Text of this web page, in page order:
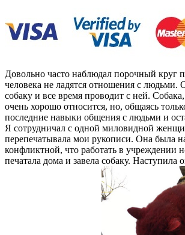
Довольно часто наблюдал порочный круг
человека не ладятся отношения с людьми.
собаку и все время проводит с ней.
очень хорошо относится, но, общаясь
последние навыки общения с людьми и
Я сотрудничал с одной миловидной
перепечатывала мои рукописи. Она была
конфликтной, что работать в учреждении
печатала дома и завела собаку. Наступила